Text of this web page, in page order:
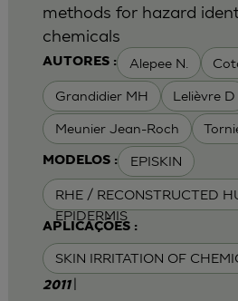
AUTORES : Alepee N.
Grandidier MH Lelièvre D
Meunier Jean-Roch
MODELOS : EPISKIN
RHE / RECONSTRUCTED
EPIDERMIS
APLICAÇÕES :
SKIN IRRITATION OF
methods for hazard
chemicals
2011